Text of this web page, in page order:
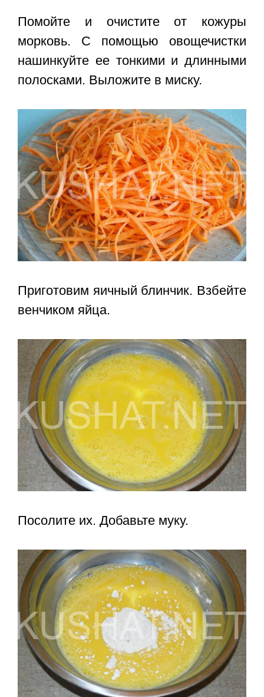
Помойте и очистите от кожуры
морковь. С помощью овощечистки
нашинкуйте ее тонкими и длинными
полосками. Выложите в миску.
Приготовим яичный блинчик. Взбейте
венчиком яйца.
Посолите их. Добавьте муку.